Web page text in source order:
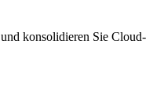
konsolidieren Sie Cloud-